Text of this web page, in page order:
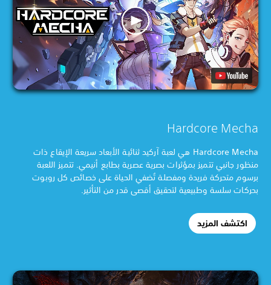
Hardcore Mecha
Hardcore Mecha هي لعبة آركيد ثنائية الأبعاد سريعة الإيقاع ذات
منظور جانبي تتميز بمؤثرات بصرية عصرية بطابع أنيمي. تتميز اللعبة
برسوم متحركة فريدة ومفصلة تُضفي الحياة على خصائص كل روبوت
بحركات سلسة وطبيعية لتحقيق أقصى قدر من التأثير.
اكتشف المزيد